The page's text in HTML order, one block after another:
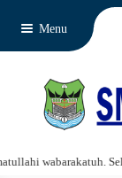
Menu
wabarakatuh.